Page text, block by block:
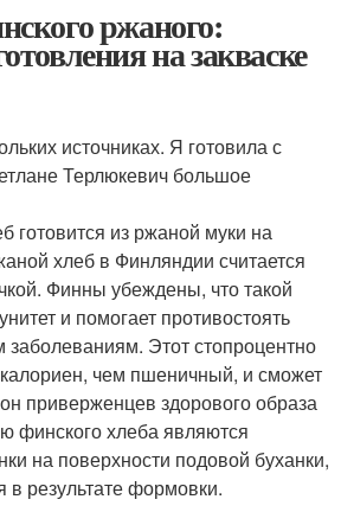
ржаного:
на закваске
источниках. Я готовила с
Терлюкевич большое
готовится из ржаной муки на
хлеб в Финляндии считается
Финны убеждены, что такой
и помогает противостоять
заболеваниям. Этот стопроцентно
чем пшеничный, и сможет
приверженцев здорового образа
финского хлеба являются
на поверхности подовой буханки,
в результате формовки.